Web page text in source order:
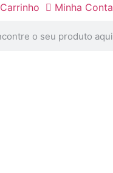
Carrinho Minha Conta